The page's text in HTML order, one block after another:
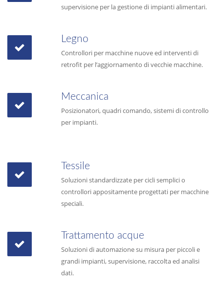
supervisione per la gestione di impianti alimentari.
Legno
Controllori per macchine nuove ed interventi di
retrofit per l’aggiornamento di vecchie macchine.
Meccanica
Posizionatori, quadri comando, sistemi di controllo
per impianti.
Tessile
Soluzioni standardizzate per cicli semplici o
controllori appositamente progettati per macchine
speciali.
Trattamento acque
Soluzioni di automazione su misura per piccoli e
grandi impianti, supervisione, raccolta ed analisi
dati.